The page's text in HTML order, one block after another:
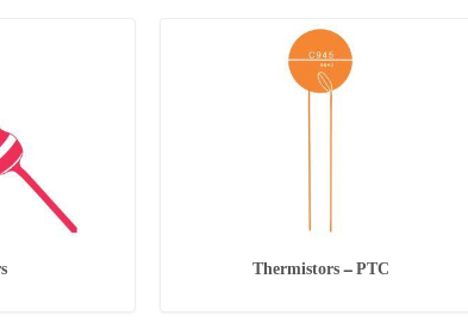
Thermistors - PTC